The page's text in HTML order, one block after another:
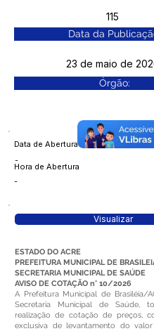
115
Data da
23 de maio de
Órgão:
Data de Abertura
-
Hora de Abertura
-
Visualizar
ESTADO DO ACRE
PREFEITURA MUNICIPAL DE
SECRETARIA MUNICIPAL DE SAÚDE
AVISO DE COTAÇÃO n° 10/2026
A Prefeitura Municipal de Brasiléia/
Secretaria Municipal de Saúde,
realização de cotação de preços,
exclusiva de levantamento do